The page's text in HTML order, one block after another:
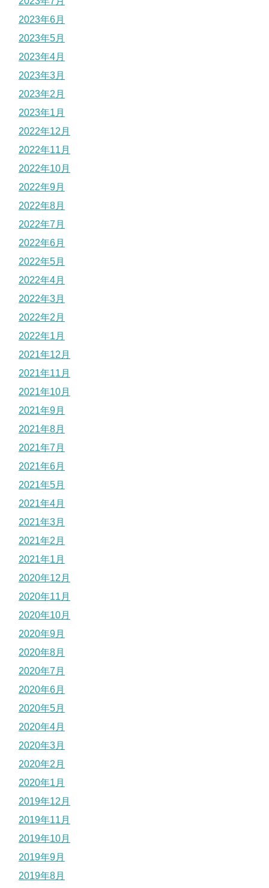
2023年6月
2023年5月
2023年4月
2023年3月
2023年2月
2023年1月
2022年12月
2022年11月
2022年10月
2022年9月
2022年8月
2022年7月
2022年6月
2022年5月
2022年4月
2022年3月
2022年2月
2022年1月
2021年12月
2021年11月
2021年10月
2021年9月
2021年8月
2021年7月
2021年6月
2021年5月
2021年4月
2021年3月
2021年2月
2021年1月
2020年12月
2020年11月
2020年10月
2020年9月
2020年8月
2020年7月
2020年6月
2020年5月
2020年4月
2020年3月
2020年2月
2020年1月
2019年12月
2019年11月
2019年10月
2019年9月
2019年8月